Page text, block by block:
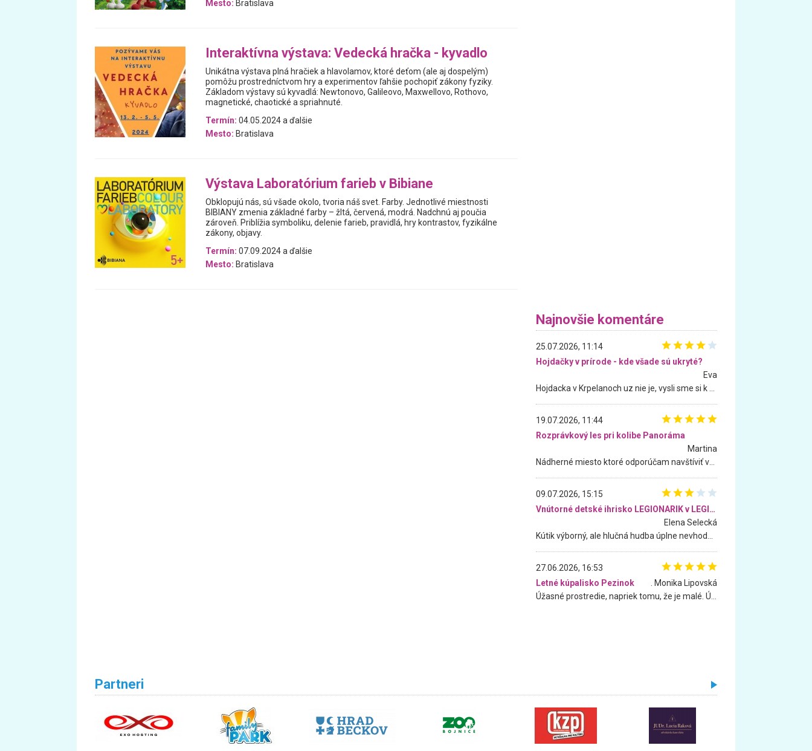
Mesto: Bratislava
Interaktívna výstava: Vedecká hračka - kyvadlo
Unikátna výstava plná hračiek a hlavolamov, ktoré deťom (ale aj dospelým)
pomôžu prostredníctvom hry a experimentov ľahšie pochopiť zákony fyziky.
Základom výstavy sú kyvadlá: Newtonovo, Galileovo, Maxwellovo, Rothovo,
magnetické, chaotické a spriahnuté.
Termín: 04.05.2024 a ďalšie
Mesto: Bratislava
Výstava Laboratórium farieb v Bibiane
Obklopujú nás, sú všade okolo, tvoria náš svet. Farby. Jednotlivé miestnosti
BIBIANY zmenia základné farby – žltá, červená, modrá. Nadchnú aj poučia
zároveň. Priblížia symboliku, delenie farieb, pravidlá, hry kontrastov, fyzikálne
zákony, objavy.
Termín: 07.09.2024 a ďalšie
Mesto: Bratislava
Najnovšie komentáre
25.07.2026, 11:14
Hojdačky v prírode - kde všade sú ukryté?
Eva
19.07.2026, 11:44
Rozprávkový les pri kolibe Panoráma
Martina
09.07.2026, 15:15
Vnútorné detské ihrisko LEGIONARIK v LEGIA Fitness
Elena Selecká
27.06.2026, 16:53
Letné kúpalisko Pezinok
. Monika Lipovská
Partneri